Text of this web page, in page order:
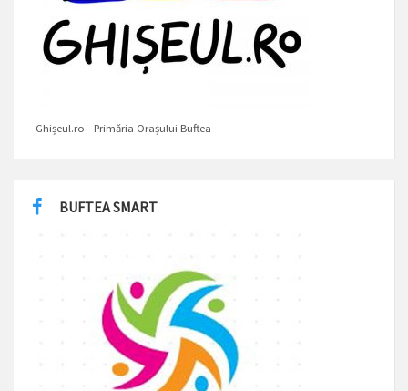
Ghișeul.ro - Primăria Orașului Buftea
BUFTEA SMART